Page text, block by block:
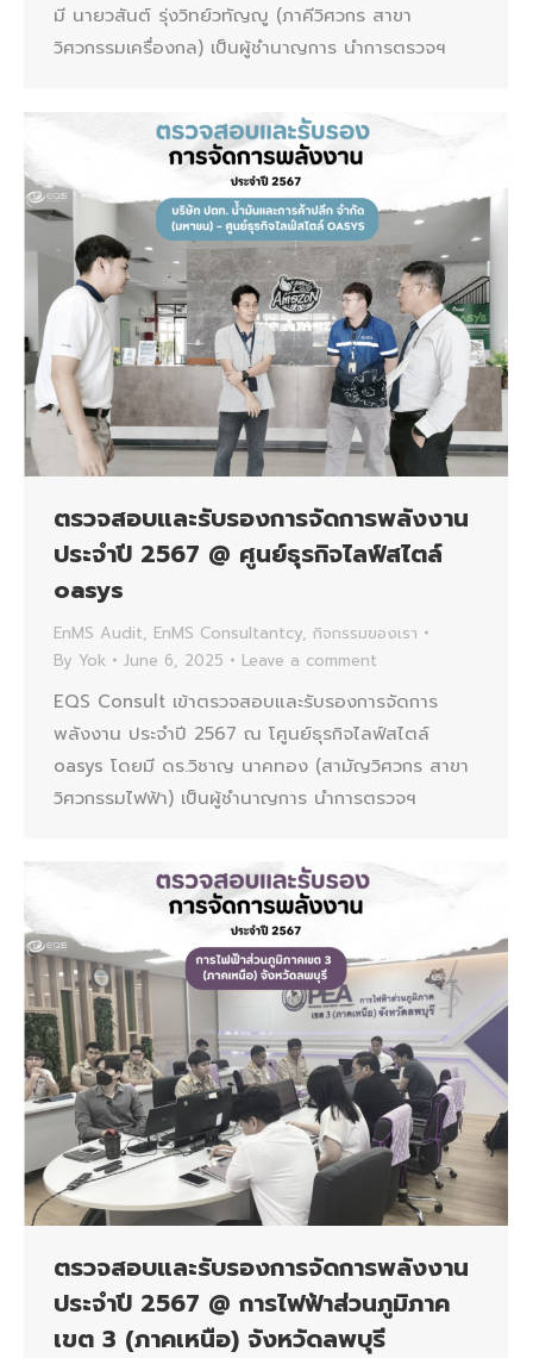
มี นายวสันต์ รุ่งวิทย์วทัญญู (ภาคีวิศวกร สาขา
วิศวกรรมเครื่องกล) เป็นผู้ชำนาญการ นำการตรวจฯ
ตรวจสอบและรับรองการจัดการพลังงาน
ประจำปี 2567 @ ศูนย์ธุรกิจไลฟ์สไตล์
oasys
EnMS Audit, EnMS Consultantcy, กิจกรรมของเรา
By Yok June 6, 2025 Leave a comment
EQS Consult เข้าตรวจสอบและรับรองการจัดการ
พลังงาน ประจำปี 2567 ณ โศูนย์ธุรกิจไลฟ์สไตล์
oasys โดยมี ดร.วิชาญ นาคทอง (สามัญวิศวกร สาขา
วิศวกรรมไฟฟ้า) เป็นผู้ชำนาญการ นำการตรวจฯ
ตรวจสอบและรับรองการจัดการพลังงาน
ประจำปี 2567 @ การไฟฟ้าส่วนภูมิภาค
เขต 3 (ภาคเหนือ) จังหวัดลพบุรี